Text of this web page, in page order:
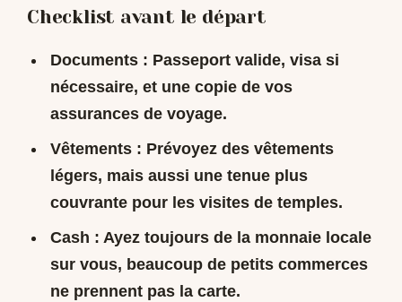
Checklist avant le départ
Documents : Passeport valide, visa si
nécessaire, et une copie de vos
assurances de voyage.
Vêtements : Prévoyez des vêtements
légers, mais aussi une tenue plus
couvrante pour les visites de temples.
Cash : Ayez toujours de la monnaie locale
sur vous, beaucoup de petits commerces
ne prennent pas la carte.